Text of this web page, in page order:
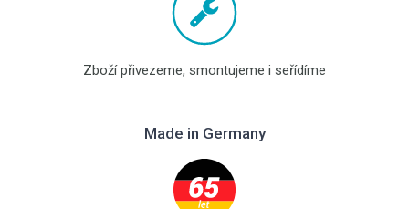
Zboží přivezeme, smontujeme i seřídíme
Made in Germany